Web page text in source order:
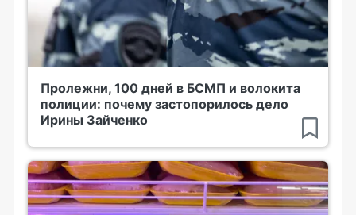
Пролежни, 100 дней в БСМП и волокита
полиции: почему застопорилось дело
Ирины Зайченко